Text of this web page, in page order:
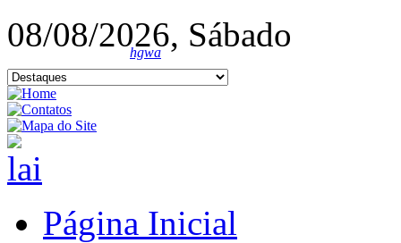
08/08/2026, Sábado
hgwa
Página Inicial